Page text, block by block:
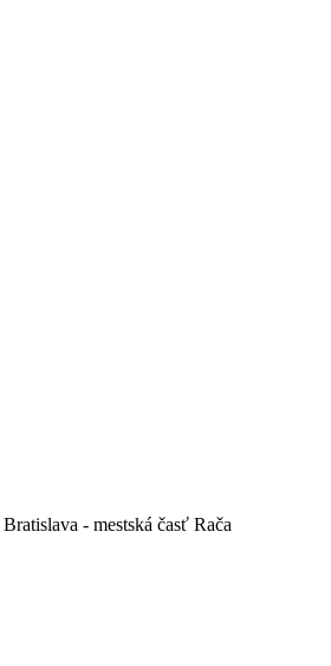
- mestská časť Rača